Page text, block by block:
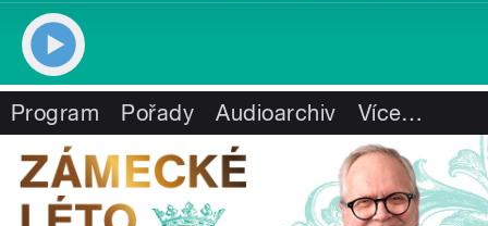
Program Pořady Audioarchiv Více…